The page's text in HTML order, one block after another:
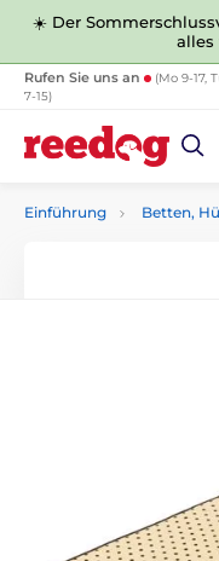
☀️ Der
alles
Rufen Sie uns an
(Mo 9-17,
7-15)
Einführung Betten,